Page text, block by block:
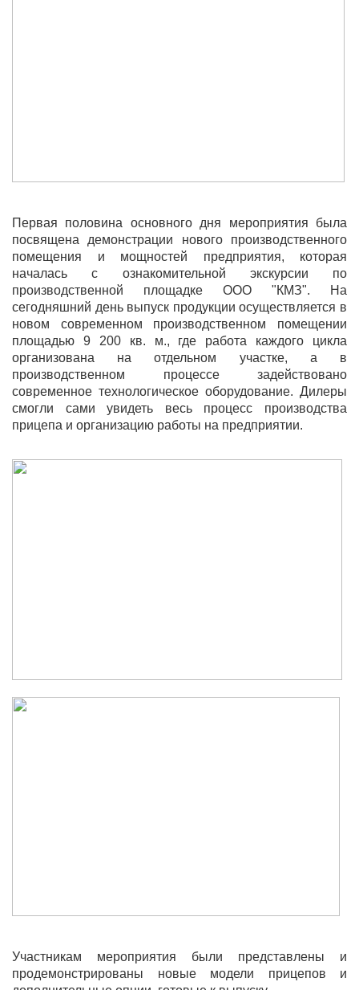
Первая половина основного дня мероприятия была
посвящена демонстрации нового производственного
помещения и мощностей предприятия, которая
началасьc ознакомительной экскурсии по
производственной площадке ООО "КМЗ". На
сегодняшний день выпуск продукции осуществляется в
новом современном производственном помещении
площадью 9 200 кв. м., где работа каждого цикла
организована на отдельном участке, а в
производственном процессе задействовано
современное технологическое оборудование. Дилеры
смогли сами увидеть весь процесс производства
прицепа и организацию работы на предприятии.
Участникам мероприятия были представлены и
продемонстрированы новые модели прицепов и